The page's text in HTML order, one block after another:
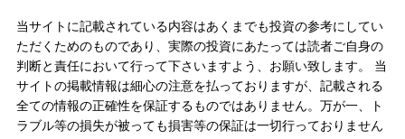
当サイトに記載されている内容はあくまでも投資の参考にしてい
ただくためのものであり、実際の投資にあたっては読者ご自身の
判断と責任において行って下さいますよう、お願い致します。 当
サイトの掲載情報は細心の注意を払っておりますが、記載される
全ての情報の正確性を保証するものではありません。万が一、ト
ラブル等の損失が被っても損害等の保証は一切行っておりません